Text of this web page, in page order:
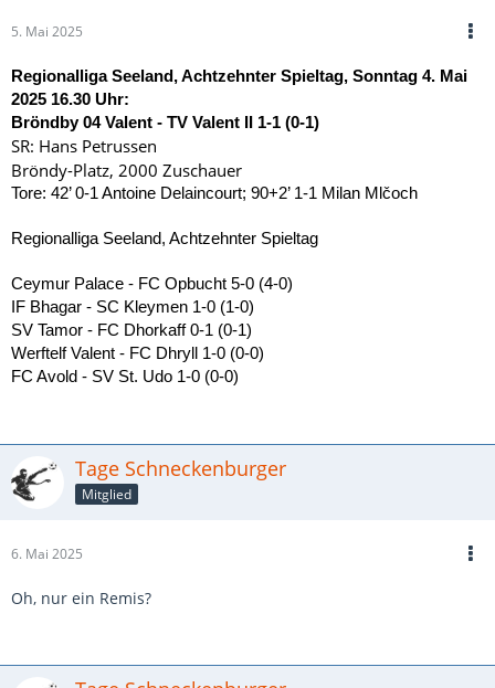
5. Mai 2025
Regionalliga Seeland, Achtzehnter Spieltag, Sonntag 4. Mai
2025 16.30 Uhr:
Bröndby 04 Valent - TV Valent II 1-1 (0-1)
SR: Hans Petrussen
Bröndy-Platz, 2000 Zuschauer
Tore: 42’ 0-1 Antoine Delaincourt; 90+2’ 1-1 Milan Mlčoch
Regionalliga Seeland, Achtzehnter Spieltag
Ceymur Palace - FC Opbucht 5-0 (4-0)
IF Bhagar - SC Kleymen 1-0 (1-0)
SV Tamor - FC Dhorkaff 0-1 (0-1)
Werftelf Valent - FC Dhryll 1-0 (0-0)
FC Avold - SV St. Udo 1-0 (0-0)
Tage Schneckenburger
Mitglied
6. Mai 2025
Oh, nur ein Remis?